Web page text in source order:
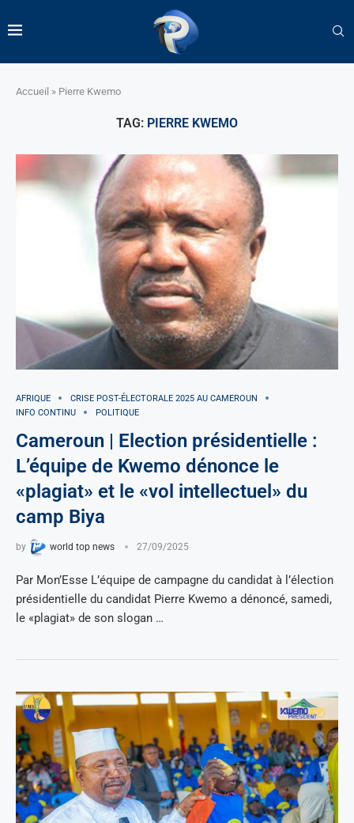
Accueil » Pierre Kwemo
TAG: PIERRE KWEMO
AFRIQUE
CRISE POST-ÉLECTORALE 2025 AU CAMEROUN
INFO CONTINU
POLITIQUE
Cameroun | Election présidentielle :
L’équipe de Kwemo dénonce le
«plagiat» et le «vol intellectuel» du
camp Biya
by world top news 27/09/2025
Par Mon’Esse L’équipe de campagne du candidat à l’élection
présidentielle du candidat Pierre Kwemo a dénoncé, samedi,
le «plagiat» de son slogan …